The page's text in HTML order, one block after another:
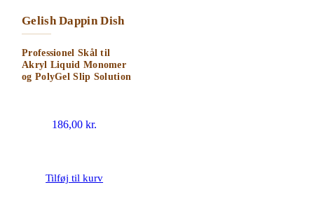
Gelish Dappin Dish
Professionel Skål til
Akryl Liquid Monomer
og PolyGel Slip Solution
186,00 kr.
Tilføj til kurv